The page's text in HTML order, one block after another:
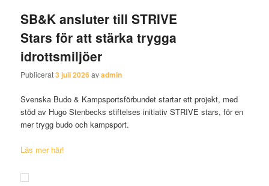
SB&K ansluter till STRIVE
Stars för att stärka trygga
idrottsmiljöer
Publicerat3 juli 2026avadmin
Svenska Budo & Kampsportsförbundet startar ett projekt, med
stöd av Hugo Stenbecks stiftelses initiativ STRIVE stars, för en
mer trygg budo och kampsport.
Läs mer här!